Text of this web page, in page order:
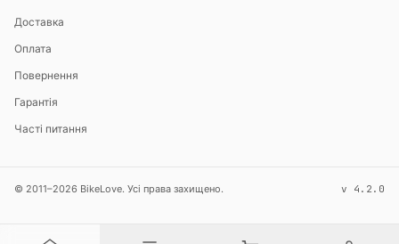
Доставка
Оплата
Повернення
Гарантія
Часті питання
© 2011–2026 BikeLove. Усі права захищено. v 4.2.0